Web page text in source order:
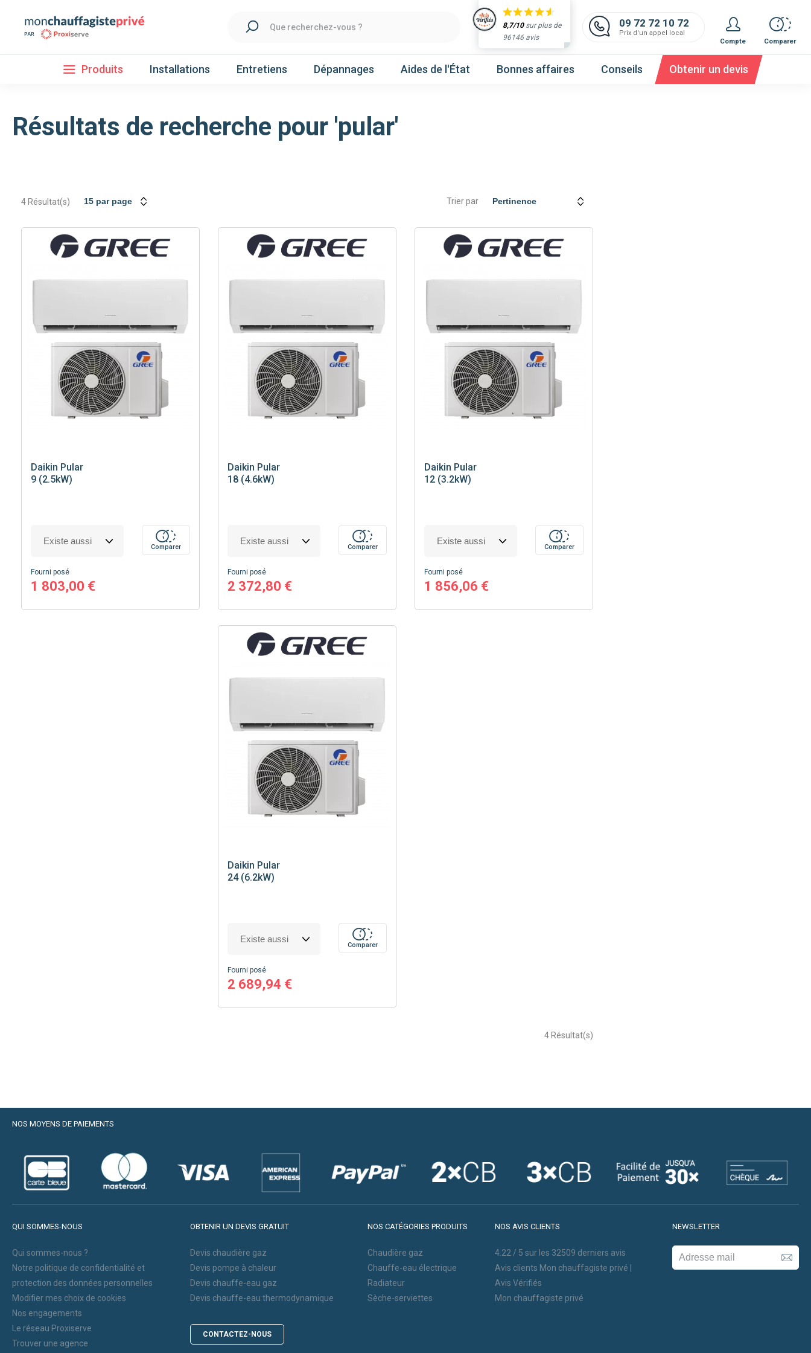
Que recherchez-vous ? 8,7/10sur plus de
96146 avis
09 72 72 10 72
Prix d'un appel local
Compte
Comparer
Produits
Pompe à chaleur air / eau
Pompe à chaleur fluide frigorigène R32
Voir toutes les pompe à chaleur
Pourquoi faire installer sa pompe à
chaleur par mon chauffagiste privé ?
Atlantic
Gree
Saunier Duval
Installations Entretiens Dépannages Aides de l'État Bonnes affaires Conseils Obtenir un devis
Résultats de recherche pour 'pular'
4Résultat(s) Trier par
Daikin Pular
9 (2.5kW)
Comparer
Fourni posé
1 803,00 €
Daikin Pular
18 (4.6kW)
Comparer
Fourni posé
2 372,80 €
Daikin Pular
12 (3.2kW)
Comparer
Fourni posé
1 856,06 €
Daikin Pular
24 (6.2kW)
Comparer
Fourni posé
2 689,94 €
4 Résultat(s)
NOS MOYENS DE PAIEMENTS
QUI SOMMES-NOUS
Qui sommes-nous ?
Notre politique de confidentialité et
protection des données personnelles
Modifier mes choix de cookies
Nos engagements
Le réseau Proxiserve
Trouver une agence
OBTENIR UN DEVIS GRATUIT
Devis chaudière gaz
Devis pompe à chaleur
Devis chauffe-eau gaz
Devis chauffe-eau thermodynamique
CONTACTEZ-NOUS
NOS CATÉGORIES PRODUITS
Chaudière gaz
Chauffe-eau électrique
Radiateur
Sèche-serviettes
NOS AVIS CLIENTS
4.22 / 5 sur les 32509 derniers avis
Avis clients Mon chauffagiste privé |
Avis Vérifiés
Mon chauffagiste privé
NEWSLETTER